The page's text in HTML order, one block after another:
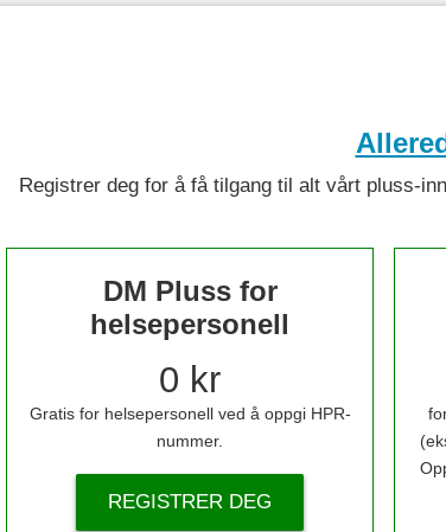
Registrer deg for å få tilgang til alt vårt pluss-
DM Pluss for
helsepersonell
0 kr
Gratis for helsepersonell ved å oppgi HPR-
nummer.
REGISTRER DEG